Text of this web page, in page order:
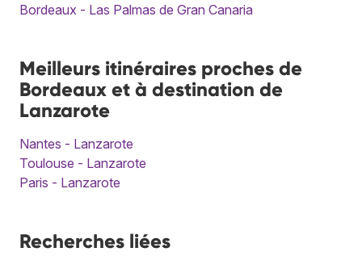
Bordeaux - Las Palmas de Gran Canaria
Meilleurs itinéraires proches de
Bordeaux et à destination de
Lanzarote
Nantes - Lanzarote
Toulouse - Lanzarote
Paris - Lanzarote
Recherches liées